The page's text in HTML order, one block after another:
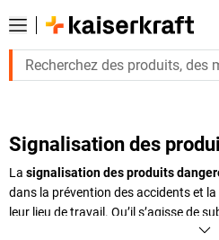
Signalisation des
La signalisation des produits
dans la prévention des accidents et
leur lieu de travail. Qu’il s’agisse de
inflammables, corrosives ou